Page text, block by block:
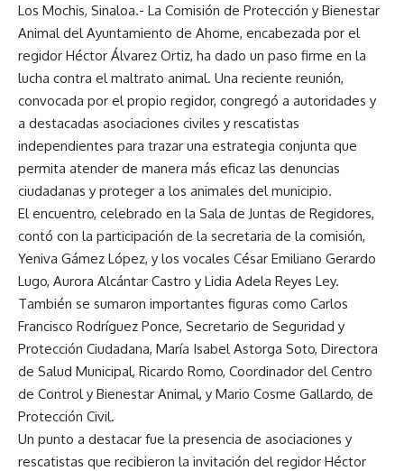
Los Mochis, Sinaloa.- La Comisión de Protección y Bienestar
Animal del Ayuntamiento de Ahome, encabezada por el
regidor Héctor Álvarez Ortiz, ha dado un paso firme en la
lucha contra el maltrato animal. Una reciente reunión,
convocada por el propio regidor, congregó a autoridades y
a destacadas asociaciones civiles y rescatistas
independientes para trazar una estrategia conjunta que
permita atender de manera más eficaz las denuncias
ciudadanas y proteger a los animales del municipio.
El encuentro, celebrado en la Sala de Juntas de Regidores,
contó con la participación de la secretaria de la comisión,
Yeniva Gámez López, y los vocales César Emiliano Gerardo
Lugo, Aurora Alcántar Castro y Lidia Adela Reyes Ley.
También se sumaron importantes figuras como Carlos
Francisco Rodríguez Ponce, Secretario de Seguridad y
Protección Ciudadana, María Isabel Astorga Soto, Directora
de Salud Municipal, Ricardo Romo, Coordinador del Centro
de Control y Bienestar Animal, y Mario Cosme Gallardo, de
Protección Civil.
Un punto a destacar fue la presencia de asociaciones y
rescatistas que recibieron la invitación del regidor Héctor